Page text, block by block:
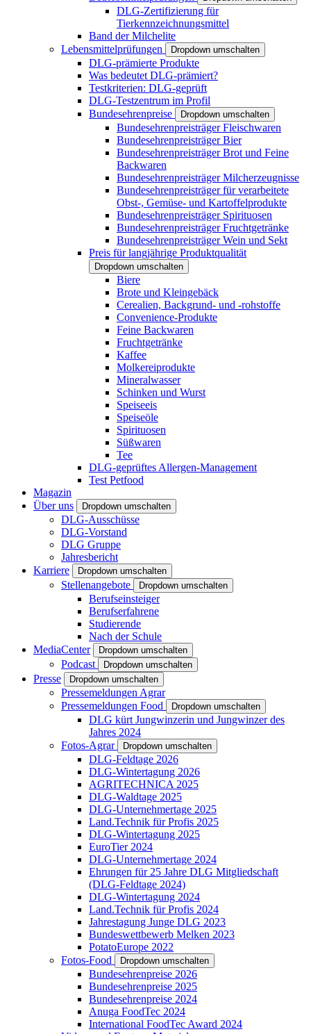
DLG-Zertifizierung für
Tierkennzeichnungsmittel
Band der Milchelite
Lebensmittelprüfungen
Dropdown umschalten
DLG-prämierte Produkte
Was bedeutet DLG-prämiert?
Testkriterien: DLG-geprüft
DLG-Testzentrum im Profil
Bundesehrenpreise
Dropdown umschalten
Bundesehrenpreisträger Fleischwaren
Bundesehrenpreisträger Bier
Bundesehrenpreisträger Brot und Feine
Backwaren
Bundesehrenpreisträger Milcherzeugnisse
Bundesehrenpreisträger für verarbeitete
Obst-, Gemüse- und Kartoffelprodukte
Bundesehrenpreisträger Spirituosen
Bundesehrenpreisträger Fruchtgetränke
Bundesehrenpreisträger Wein und Sekt
Preis für langjährige Produktqualität
Dropdown umschalten
Biere
Brote und Kleingebäck
Cerealien, Backgrund- und -rohstoffe
Convenience-Produkte
Feine Backwaren
Fruchtgetränke
Kaffee
Molkereiprodukte
Mineralwasser
Schinken und Wurst
Speiseeis
Speiseöle
Spirituosen
Süßwaren
Tee
DLG-geprüftes Allergen-Management
Test Petfood
Magazin
Über uns
Dropdown umschalten
DLG-Ausschüsse
DLG-Vorstand
DLG Gruppe
Jahresbericht
Karriere
Dropdown umschalten
Stellenangebote Dropdown umschalten
Berufseinsteiger
Berufserfahrene
Studierende
Nach der Schule
MediaCenter
Dropdown umschalten
Podcast Dropdown umschalten
Presse Dropdown umschalten
Pressemeldungen Agrar
Pressemeldungen Food
Dropdown umschalten
DLG kürt Jungwinzerin und Jungwinzer des
Jahres 2024
Fotos-Agrar
Dropdown umschalten
DLG-Feldtage 2026
DLG-Wintertagung 2026
AGRITECHNICA 2025
DLG-Waldtage 2025
DLG-Unternehmertage 2025
Land.Technik für Profis 2025
DLG-Wintertagung 2025
EuroTier 2024
DLG-Unternehmertage 2024
Ehrungen für 25 Jahre DLG Mitgliedschaft
(DLG-Feldtage 2024)
DLG-Wintertagung 2024
Land.Technik für Profis 2024
Jahrestagung Junge DLG 2023
Bundeswettbewerb Melken 2023
PotatoEurope 2022
Fotos-Food
Dropdown umschalten
Bundesehrenpreise 2026
Bundesehrenpreise 2025
Bundesehrenpreise 2024
Anuga FoodTec 2024
International FoodTec Award 2024